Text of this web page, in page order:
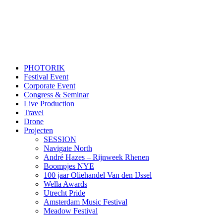
PHOTORIK
Festival Event
Corporate Event
Congress & Seminar
Live Production
Travel
Drone
Projecten
SESSION
Navigate North
André Hazes – Rijnweek Rhenen
Boompjes NYE
100 jaar Oliehandel Van den IJssel
Wella Awards
Utrecht Pride
Amsterdam Music Festival
Meadow Festival